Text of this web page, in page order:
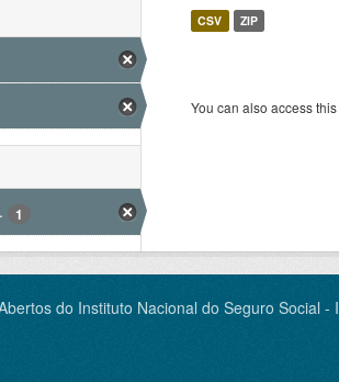
1
CSV ZIP
You can also access
do Instituto Nacional do Seguro Social -